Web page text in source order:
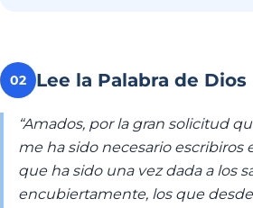
02 Lee la Palabra de Dios
“Amados, por la gran solicitud
me ha sido necesario
que ha sido una vez dada a los
encubiertamente, los que